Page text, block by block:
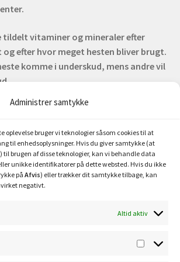
Administrer samtykke
oplevelse bruger vi teknologier såsom cookies til at
til enhedsoplysninger. Hvis du giver samtykke (at
) til brugen af disse teknologier, kan vi behandle data
unikke identifikatorer på dette websted. Hvis du ikke
på Afvis) eller trækker dit samtykke tilbage, kan
negativt.
Altid aktiv
tildelt vitaminer og mineraler efter
efter hvor meget hesten bliver brugt.
komme i underskud, mens andre vil
2413 Konto nr. 6285 704 772